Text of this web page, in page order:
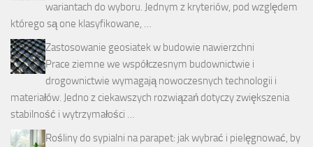
wariantach do wyboru. Jednym z kryteriów, pod względem
którego są one klasyfikowane, …
Zastosowanie geosiatek w budowie nawierzchni
Prace ziemne we współczesnym budownictwie i
drogownictwie wymagają nowoczesnych technologii i
materiałów. Jedno z ciekawszych rozwiązań dotyczy zwiększenia
stabilność i wytrzymałości …
Rośliny do sypialni na parapet: jak wybrać i pielęgnować, by